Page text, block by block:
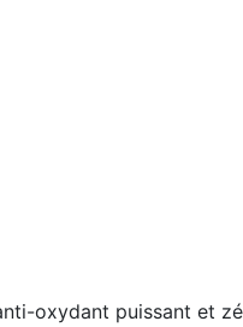
oxydant puissant et